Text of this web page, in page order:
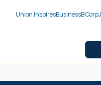
Union InspiresBusinessB Corp